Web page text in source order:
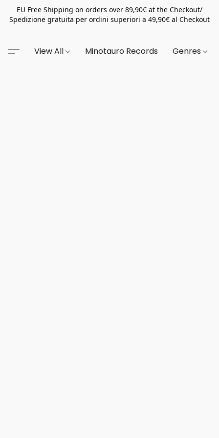
EU Free Shipping on orders over 89,90€ at the Checkout/
Spedizione gratuita per ordini superiori a 49,90€ al Checkout
View All Minotauro Records Genres